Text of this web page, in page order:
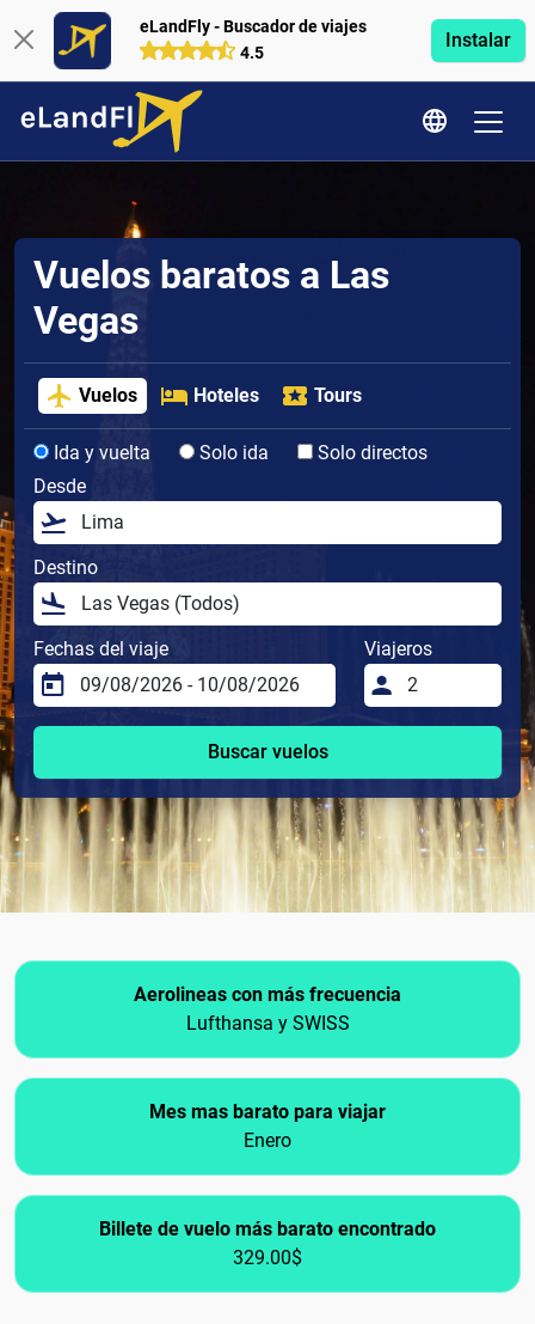
eLandFly - Buscador de viajes
4.5
Instalar
Vuelos baratos a Las
Vegas
Vuelos Hoteles Tours
Ida y vuelta Solo ida
Solo directos
Desde
Destino
Fechas del viaje Viajeros
Buscar vuelos
Aerolineas con más frecuencia
Lufthansa y SWISS
Mes mas barato para viajar
Enero
Billete de vuelo más barato encontrado
329.00$